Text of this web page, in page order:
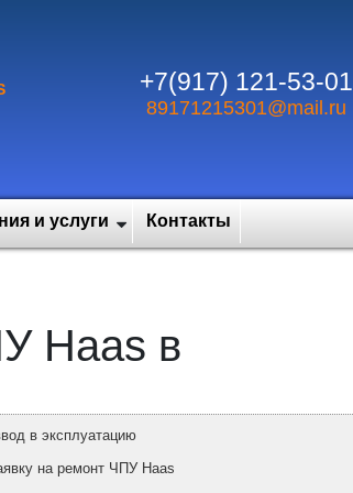
+7(917) 121-53-01
89171215301@mail.ru
и услуги Контакты
Haas в
в эксплуатацию
на ремонт ЧПУ Haas